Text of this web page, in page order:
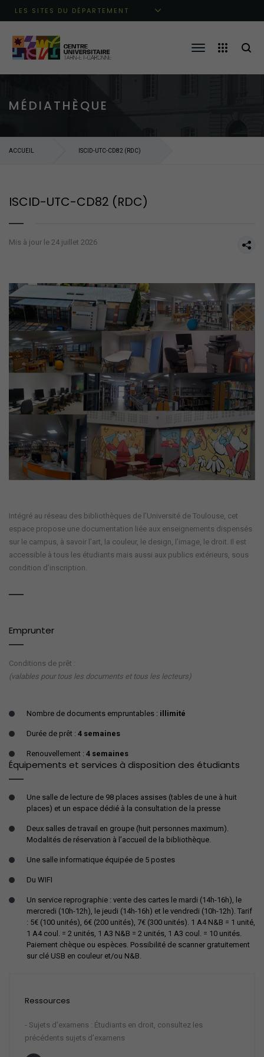
Aller au menu principal
Aller au contenu
Aller à la recherche
LES SITES DU DÉPARTEMENT
MÉDIATHÈQUE
ACCUEIL ISCID-UTC-CD82 (RDC)
ISCID-UTC-CD82 (RDC)
Mis à jour le 24 juillet 2026
Intégré au réseau des bibliothèques de l’Université de Toulouse, cet
espace propose une documentation liée aux enseignements dispensés
sur le campus, à savoir l’art, la couleur, le design, l’image, le droit. Il est
accessible à tous les étudiants mais aussi aux publics extérieurs, sous
condition d’inscription.
Emprunter
Conditions de prêt :
(valables pour tous les documents et tous les lecteurs)
Nombre de documents empruntables : illimité
Durée de prêt : 4 semaines
Renouvellement : 4 semaines
Équipements et services à disposition des étudiants
Une salle de lecture de 98 places assises (tables de une à huit
places) et un espace dédié à la consultation de la presse
Deux salles de travail en groupe (huit personnes maximum).
Modalités de réservation à l’accueil de la bibliothèque.
Une salle informatique équipée de 5 postes
Du WIFI
Un service reprographie : vente des cartes le mardi (14h-16h), le
mercredi (10h-12h), le jeudi (14h-16h) et le vendredi (10h-12h). Tarif
: 5€ (100 unités), 6€ (200 unités), 7€ (300 unités). 1 A4 N&B = 1 unité,
1 A4 coul. = 2 unités, 1 A3 N&B = 2 unités, 1 A3 coul. = 10 unités.
Paiement chèque ou espèces. Possibilité de scanner gratuitement
sur clé USB en couleur et/ou N&B.
Ressources
- Sujets d'examens : Étudiants en droit, consultez les
précédents sujets d’examens